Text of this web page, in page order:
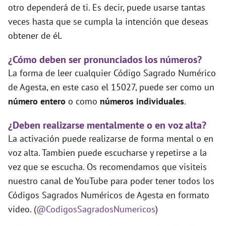
otro dependerá de ti. Es decir, puede usarse tantas
veces hasta que se cumpla la intención que deseas
obtener de él.
¿Cómo deben ser pronunciados los números?
La forma de leer cualquier Código Sagrado Numérico
de Agesta, en este caso el 15027, puede ser como un
número entero o como números individuales.
¿Deben realizarse mentalmente o en voz alta?
La activación puede realizarse de forma mental o en
voz alta. Tambien puede escucharse y repetirse a la
vez que se escucha. Os recomendamos que visiteis
nuestro canal de YouTube para poder tener todos los
Códigos Sagrados Numéricos de Agesta en formato
video. (@CodigosSagradosNumericos)